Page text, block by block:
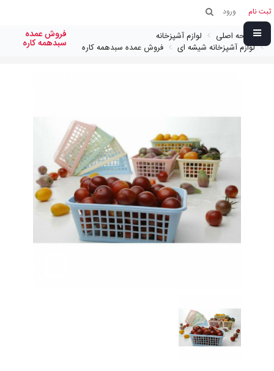
ثبت نام ورود
صفحه اصلی
لوازم آشپزخانه
لوازم آشپزخانه شیشه ای
فروش عمده سبدهمه کاره
فروش عمده
سبدهمه کاره